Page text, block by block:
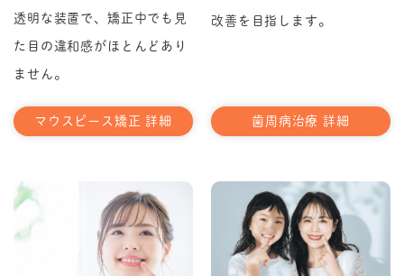
透明な装置で、矯正中でも見
た目の違和感がほとんどあり
ません。
マウスピース矯正 詳細
改善を目指します。
歯周病治療 詳細